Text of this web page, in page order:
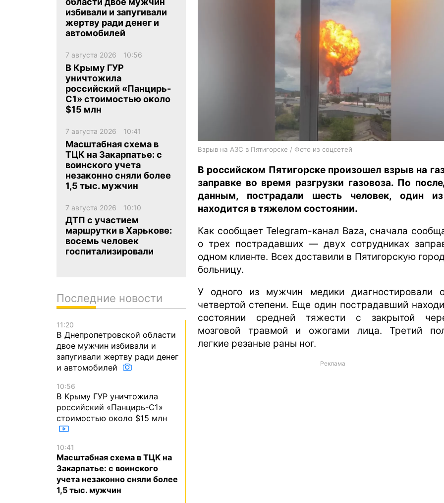
архив
gambling
en
Взрыв на АЗС в Пятигорске / Фото из соцсетей
В российском Пятигорске произошел взрыв на
заправке во время разгрузки газовоза. По
данным, пострадали шесть человек, один
находится в тяжелом состоянии.
Как сообщает Telegram-канал Baza, сначала
о трех пострадавших — двух сотрудниках
одном клиенте. Всех доставили в Пятигорскую
больницу.
У одного из мужчин медики диагностировали
четвертой степени. Еще один пострадавший
состоянии средней тяжести с закрытой
мозговой травмой и ожогами лица. Третий
легкие резаные раны ног.
Реклама
избивали и запугивали
жертву ради денег и
автомобилей
7 августа 2026 10:56
В Крыму ГУР
уничтожила
российский «Панцирь-
С1» стоимостью около
$15 млн
7 августа 2026 10:41
Масштабная схема в
ТЦК на Закарпатье: с
воинского учета
незаконно сняли более
1,5 тыс. мужчин
7 августа 2026 10:10
ДТП с участием
маршрутки в Харькове:
восемь человек
госпитализировали
Последние новости
11:20
В Днепропетровской области
двое мужчин избивали и
запугивали жертву ради денег
и автомобилей
10:56
В Крыму ГУР уничтожила
российский «Панцирь-С1»
стоимостью около $15 млн
10:41
Масштабная схема в ТЦК на
Закарпатье: с воинского
учета незаконно сняли более
1,5 тыс. мужчин